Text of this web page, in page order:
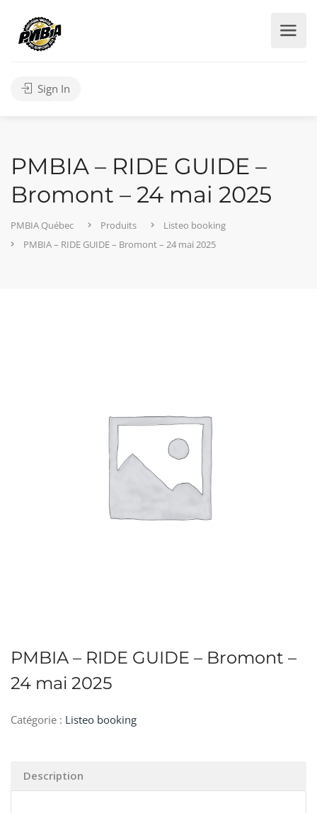
Sign In
PMBIA – RIDE GUIDE –
Bromont – 24 mai 2025
PMBIA Québec Produits
Listeo booking
PMBIA – RIDE GUIDE – Bromont – 24 mai 2025
PMBIA – RIDE GUIDE – Bromont –
24 mai 2025
Catégorie : Listeo booking
Description